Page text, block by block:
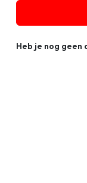
Heb je nog geen